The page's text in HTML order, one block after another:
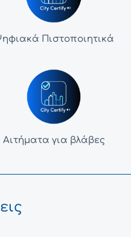
Πιστοποιητικά
Αιτήματα για βλάβες